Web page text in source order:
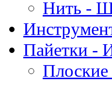
Нить -
Пайетки -